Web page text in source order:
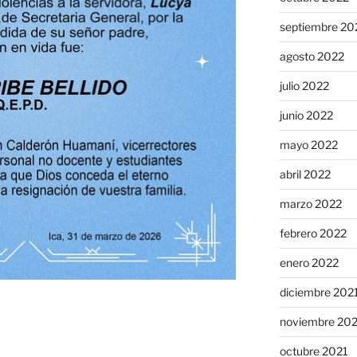
septiembre
agosto 2022
julio 2022
junio 2022
mayo 2022
abril 2022
marzo 2022
febrero 2022
enero 2022
diciembre 2021
noviembre
octubre 2021